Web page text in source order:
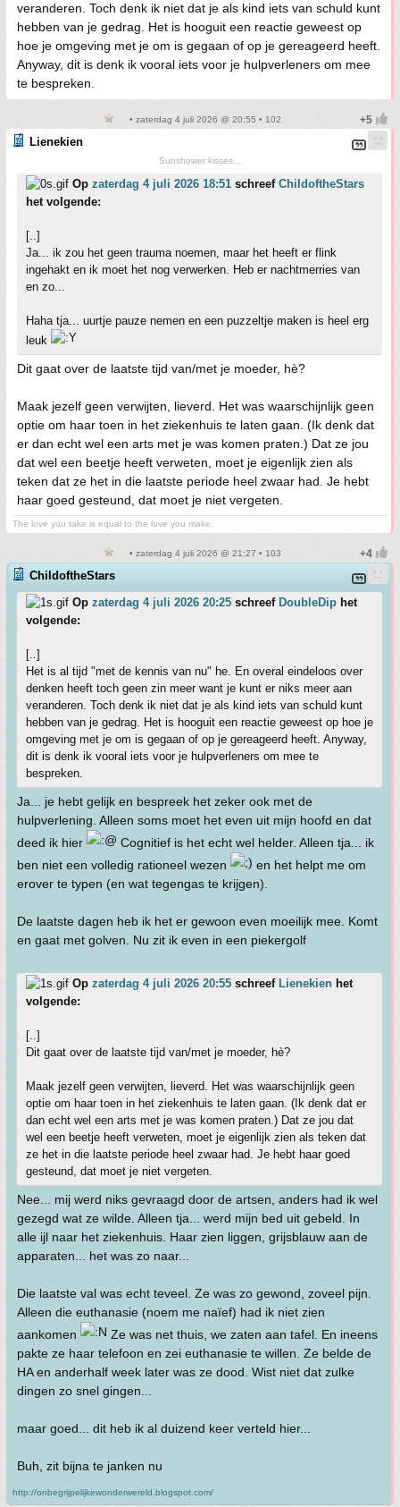
veranderen. Toch denk ik niet dat je als kind iets van schuld kunt
hebben van je gedrag. Het is hooguit een reactie geweest op
hoe je omgeving met je om is gegaan of op je gereageerd heeft.
Anyway, dit is denk ik vooral iets voor je hulpverleners om mee
te bespreken.
• zaterdag 4 juli 2026 @ 20:55 • 102
Lienekien
Sunshower kisses...
Op zaterdag 4 juli 2026 18:51 schreef ChildoftheStars
het volgende:
[..]
Ja... ik zou het geen trauma noemen, maar het heeft er flink
ingehakt en ik moet het nog verwerken. Heb er nachtmerries van
en zo...
Haha tja... uurtje pauze nemen en een puzzeltje maken is heel erg
leuk
Dit gaat over de laatste tijd van/met je moeder, hè?
Maak jezelf geen verwijten, lieverd. Het was waarschijnlijk geen
optie om haar toen in het ziekenhuis te laten gaan. (Ik denk dat
er dan echt wel een arts met je was komen praten.) Dat ze jou
dat wel een beetje heeft verweten, moet je eigenlijk zien als
teken dat ze het in die laatste periode heel zwaar had. Je hebt
haar goed gesteund, dat moet je niet vergeten.
The love you take is equal to the love you make.
• zaterdag 4 juli 2026 @ 21:27 • 103
ChildoftheStars
Op zaterdag 4 juli 2026 20:25 schreef DoubleDip het
volgende:
[..]
Het is al tijd "met de kennis van nu" he. En overal eindeloos over
denken heeft toch geen zin meer want je kunt er niks meer aan
veranderen. Toch denk ik niet dat je als kind iets van schuld kunt
hebben van je gedrag. Het is hooguit een reactie geweest op hoe je
omgeving met je om is gegaan of op je gereageerd heeft. Anyway,
dit is denk ik vooral iets voor je hulpverleners om mee te
bespreken.
Ja... je hebt gelijk en bespreek het zeker ook met de
hulpverlening. Alleen soms moet het even uit mijn hoofd en dat
deed ik hier
Cognitief is het echt wel helder. Alleen tja... ik
ben niet een volledig rationeel wezen
en het helpt me om
erover te typen (en wat tegengas te krijgen).
De laatste dagen heb ik het er gewoon even moeilijk mee. Komt
en gaat met golven. Nu zit ik even in een piekergolf
Op zaterdag 4 juli 2026 20:55 schreef Lienekien het
volgende:
[..]
Dit gaat over de laatste tijd van/met je moeder, hè?
Maak jezelf geen verwijten, lieverd. Het was waarschijnlijk geen
optie om haar toen in het ziekenhuis te laten gaan. (Ik denk dat er
dan echt wel een arts met je was komen praten.) Dat ze jou dat
wel een beetje heeft verweten, moet je eigenlijk zien als teken dat
ze het in die laatste periode heel zwaar had. Je hebt haar goed
gesteund, dat moet je niet vergeten.
Nee... mij werd niks gevraagd door de artsen, anders had ik wel
gezegd wat ze wilde. Alleen tja... werd mijn bed uit gebeld. In
alle ijl naar het ziekenhuis. Haar zien liggen, grijsblauw aan de
apparaten... het was zo naar...
Die laatste val was echt teveel. Ze was zo gewond, zoveel pijn.
Alleen die euthanasie (noem me naïef) had ik niet zien
aankomen
Ze was net thuis, we zaten aan tafel. En ineens
pakte ze haar telefoon en zei euthanasie te willen. Ze belde de
HA en anderhalf week later was ze dood. Wist niet dat zulke
dingen zo snel gingen...
maar goed... dit heb ik al duizend keer verteld hier...
Buh, zit bijna te janken nu
http://onbegrijpelijkewonderwereld.blogspot.com/